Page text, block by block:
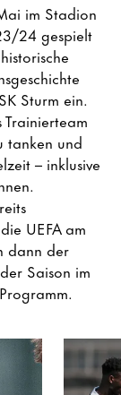
im Stadion
24 gespielt
Sturm ein.
tanken und
– inklusive
UEFA am
dann der
Saison im